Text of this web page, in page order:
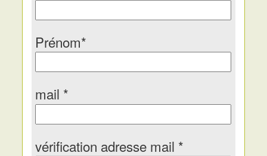
Prénom*
mail *
vérification adresse mail *